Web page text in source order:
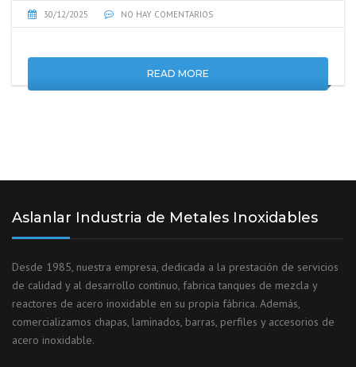
30/12/2025 NO HAY COMENTARIOS
READ MORE
Aslanlar Industria de Metales Inoxidables
Desde 1985, nuestra empresa, dedicada a la prestación de servicios
de calidad y al desarrollo continuo, fabrica tanques de mezcla y
reactores de acero inoxidable en su propia fábrica. Además,
comercializamos chapas, laminados, barras, perfiles y accesorios de
acero inoxidable.